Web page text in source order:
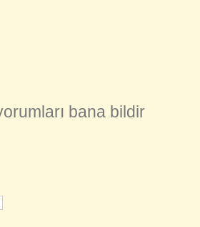
bana bildir